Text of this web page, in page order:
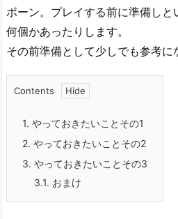
ボーン。プレイする前に準備しと
何個かあったりします。
その前準備として少しでも参考に
Contents
1. やっておきたいことその1
2. やっておきたいことその2
3. やっておきたいことその3
3.1. おまけ